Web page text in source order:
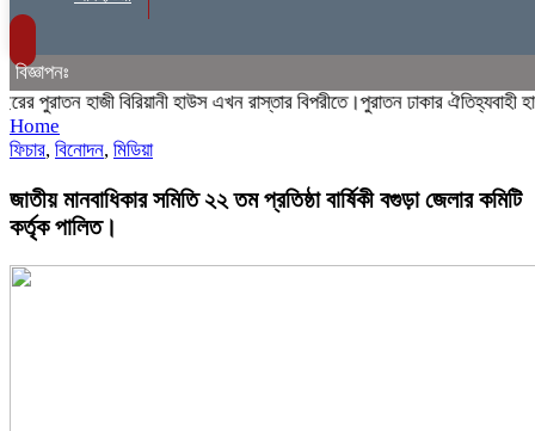
বিজ্ঞাপনঃ
হাজী বিরিয়ানী হাউস এখন রাস্তার বিপরীতে।পুরাতন ঢাকার ঐতিহ্যবাহী
Home
ফিচার, বিনোদন, মিডিয়া
জাতীয় মানবাধিকার সমিতি ২২ তম প্রতিষ্ঠা বার্ষিকী বগুড়া জেলার কমিটি
কর্তৃক পালিত।